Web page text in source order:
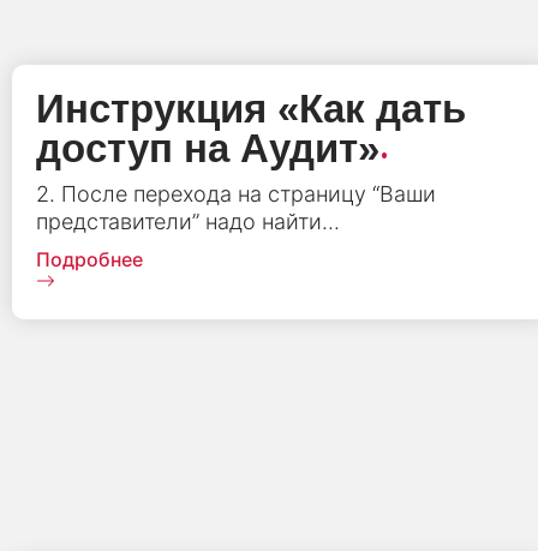
Инструкция «Как дать
доступ на Аудит».
2. После перехода на страницу “Ваши
представители” надо найти...
Подробнее